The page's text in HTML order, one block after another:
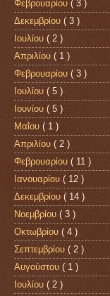
Φεβρουαρίου ( 3 )
Δεκεμβρίου ( 3 )
Ιουλίου ( 2 )
Απριλίου ( 1 )
Φεβρουαρίου ( 3 )
Ιουλίου ( 5 )
Ιουνίου ( 5 )
Μαΐου ( 1 )
Απριλίου ( 2 )
Φεβρουαρίου ( 11 )
Ιανουαρίου ( 12 )
Δεκεμβρίου ( 14 )
Νοεμβρίου ( 3 )
Οκτωβρίου ( 4 )
Σεπτεμβρίου ( 2 )
Αυγούστου ( 1 )
Ιουλίου ( 2 )